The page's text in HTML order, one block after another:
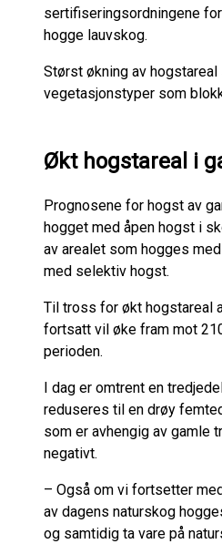
sertifiseringsordningene
hogge lauvskog.
Størst økning av
vegetasjonstyper som
Økt hogstareal i
Prognosene for hogst av
hogget med åpen hogst i
av arealet som hogges
med selektiv hogst.
Til tross for økt hogstareal
fortsatt vil øke fram mot
perioden.
I dag er omtrent en
reduseres til en drøy
som er avhengig av
negativt.
– Også om vi fortsetter
av dagens naturskog
og samtidig ta vare på